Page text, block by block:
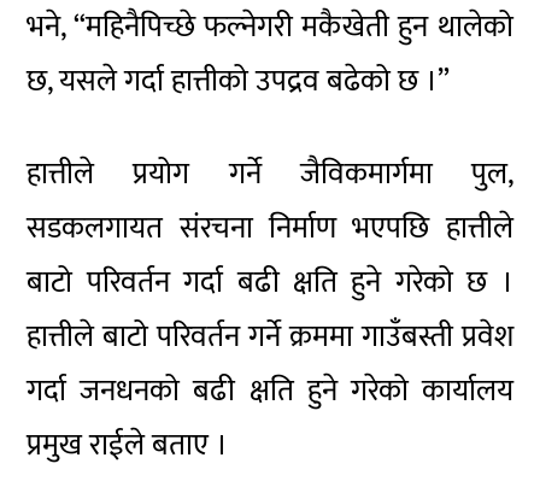
भने, “महिनैपिच्छे फल्नेगरी मकैखेती हुन थालेको
छ, यसले गर्दा हात्तीको उपद्रव बढेको छ ।”
हात्तीले प्रयोग गर्ने जैविकमार्गमा पुल,
सडकलगायत संरचना निर्माण भएपछि हात्तीले
बाटो परिवर्तन गर्दा बढी क्षति हुने गरेको छ ।
हात्तीले बाटो परिवर्तन गर्ने क्रममा गाउँबस्ती प्रवेश
गर्दा जनधनको बढी क्षति हुने गरेको कार्यालय
प्रमुख राईले बताए ।